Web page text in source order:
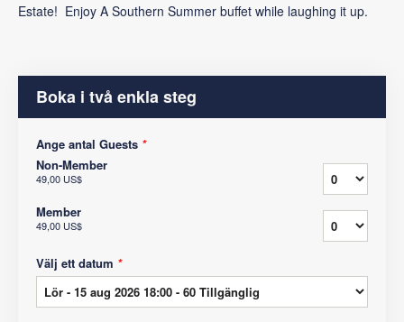
Estate! Enjoy A Southern Summer buffet while laughing it up.
Boka i två enkla steg
Ange antal Guests *
Non-Member
49,00 US$
Member
49,00 US$
Välj ett datum *